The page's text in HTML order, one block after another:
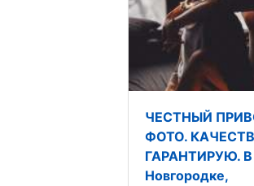
ЧЕСТНЫЙ
ФОТО.
ГАРАНТИРУЮ. В
Новгородке,